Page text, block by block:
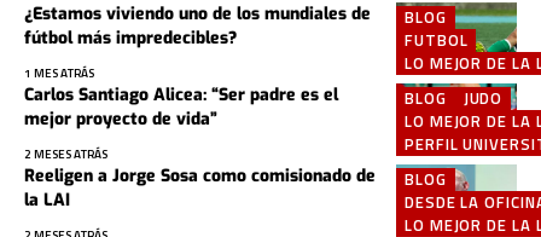
BLOG
FUTBOL
LO MEJOR DE LA
¿Estamos viviendo uno de los mundiales de
fútbol más impredecibles?
1 MES ATRÁS
BLOG
JUDO
LO MEJOR DE LA
PERFIL
Carlos Santiago Alicea: “Ser padre es el
mejor proyecto de vida”
2 MESES ATRÁS
BLOG
DESDE LA
LO MEJOR DE LA
Reeligen a Jorge Sosa como comisionado de
la LAI